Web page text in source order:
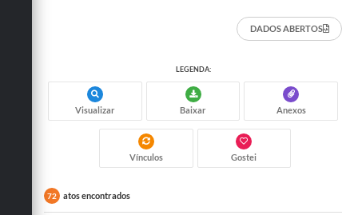
Arquivos para Download
Agenda
DADOS ABERTOS
LEGENDA:
Visualizar Baixar Anexos
Vínculos Gostei
72 atos encontrados